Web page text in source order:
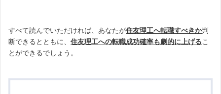
すべて読んでいただければ、あなたが住友理工へ転職すべきか判
断できるとともに、 住友理工への転職成功確率も劇的に上げるこ
とができるでしょう。